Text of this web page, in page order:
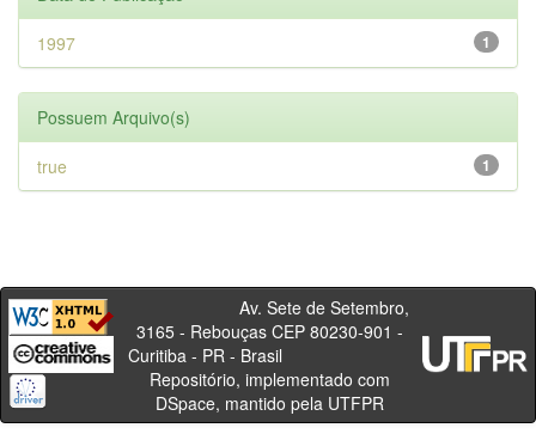
1
1997
Possuem Arquivo(s)
1
true
Av. Sete de Setembro,
3165 - Rebouças CEP 80230-901 -
Curitiba - PR - Brasil
Repositório, implementado com
DSpace, mantido pela UTFPR